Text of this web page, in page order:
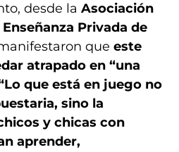
desde la Asociación
Privada de
que este
atrapado en “una
que está en juego no
sino la
y chicas con
aprender,